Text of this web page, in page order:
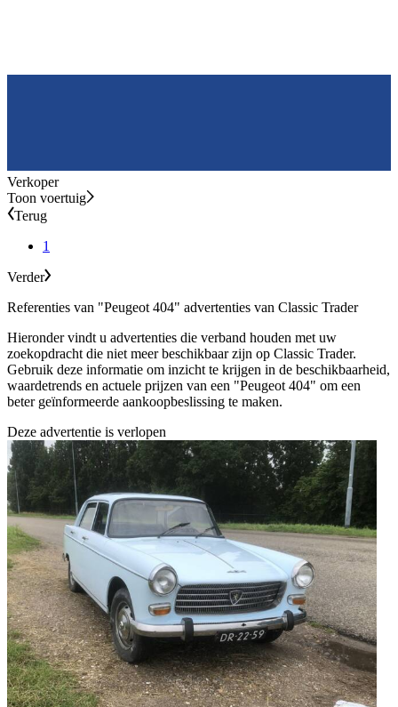
Verkoper
Toon voertuig
Terug
1
Verder
Referenties van "Peugeot 404" advertenties van Classic Trader
Hieronder vindt u advertenties die verband houden met uw
zoekopdracht die niet meer beschikbaar zijn op Classic Trader.
Gebruik deze informatie om inzicht te krijgen in de beschikbaarheid,
waardetrends en actuele prijzen van een "Peugeot 404" om een
beter geïnformeerde aankoopbeslissing te maken.
Deze advertentie is verlopen